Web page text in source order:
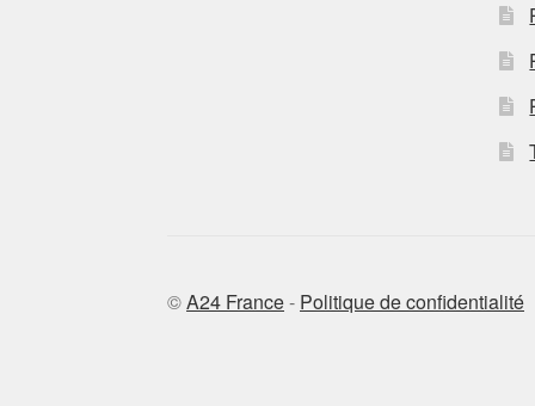
©A24 France- Politique de confidentialité